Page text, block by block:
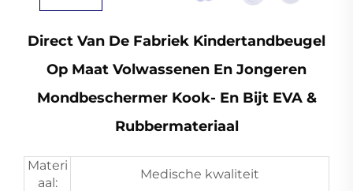
Direct Van De Fabriek Kindertandbeugel
Op Maat Volwassenen En Jongeren
Mondbeschermer Kook- En Bijt EVA &
Rubbermateriaal
Materi
aal:
Medische kwaliteit